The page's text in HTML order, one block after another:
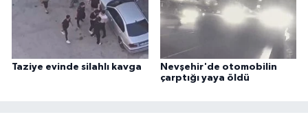
Taziye evinde silahlı kavga
Nevşehir'de otomobilin
çarptığı yaya öldü